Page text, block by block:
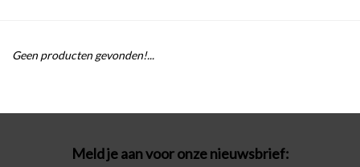
Badmode
Lingerie-accessoires
Geen producten gevonden!...
Meld je aan voor onze nieuwsbrief: